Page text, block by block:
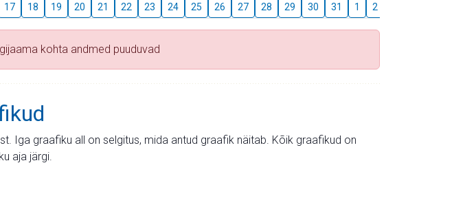
17 18 19 20 21 22 23 24 25 26 27 28 29 30 31 1 2
kohta andmed puuduvad
Iga graafiku all on selgitus, mida antud graafik näitab. Kõik graafikud on
aja järgi.